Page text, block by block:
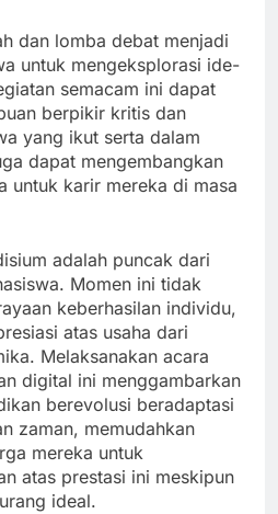
dan lomba debat menjadi
untuk mengeksplorasi ide-
semacam ini dapat
berpikir kritis dan
yang ikut serta dalam
dapat mengembangkan
untuk karir mereka di masa
adalah puncak dari
Momen ini tidak
keberhasilan individu,
atas usaha dari
Melaksanakan acara
digital ini menggambarkan
berevolusi beradaptasi
zaman, memudahkan
mereka untuk
atas prestasi ini meskipun
ideal.